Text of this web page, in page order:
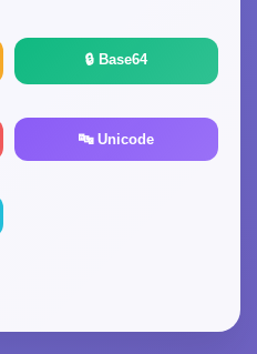
🔒 Base64
🔤 Unicode